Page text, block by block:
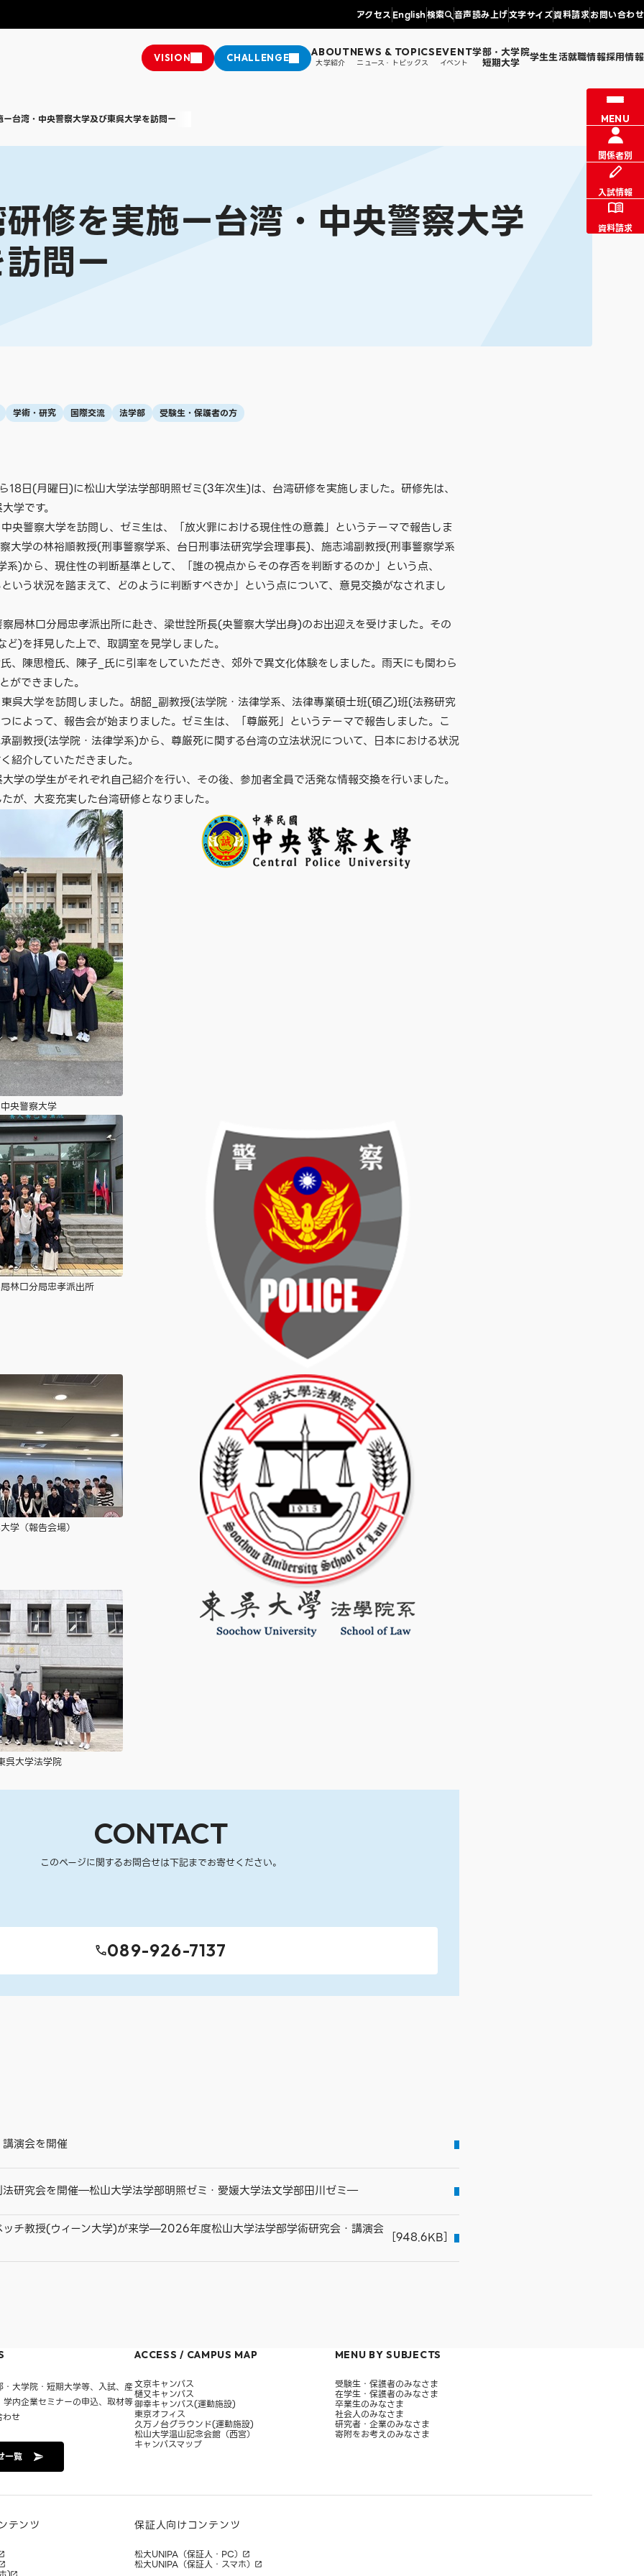
アクセス English検索 音声読み上げ文字サイズ資料請求お問い合わせ
VISION CHALLENGE ABOUT
大学紹介
情報公開
NEWS & TOPICS
ニュース・トピックス
EVENT
イベント
学部・大学院
短期大学
科 情報学部 情報学科 大学院 松山短期大学
学生生活
学費・奨学金・奨励金
クラブ＆サークル
学生生活支援
就職情報
プ
採用情報
進法に基づく中途採用比率の公表
MENU
関係者別
入試情報
資料請求
台湾・中央警察大学及び東呉大学を訪問ー
修を実施ー台湾・中央警察大学
問ー
学術・研究 国際交流 法学部 受験生・保護者の方
日(月曜日)に松山大学法学部明照ゼミ(3年次生)は、台湾研修を実施しました。研修先は、
学です。
央警察大学を訪問し、ゼミ生は、「放火罪における現住性の意義」というテーマで報告しま
大学の林裕順教授(刑事警察学系、台日刑事法研究学会理事長)、施志鴻副教授(刑事警察学系
)から、現住性の判断基準として、「誰の視点からその存否を判断するのか」という点、
いう状況を踏まえて、どのように判断すべきか」という点について、意見交換がなされまし
局林口分局忠孝派出所に赴き、梁世詮所長(央警察大学出身)のお出迎えを受けました。その
)を拝見した上で、取調室を見学しました。
、陳思橙氏、陳子_氏に引率をしていただき、郊外で異文化体験をしました。雨天にも関わら
ができました。
呉大学を訪問しました。胡韶_副教授(法学院・法律学系、法律專業碩士班(碩乙)班(法務研究
によって、報告会が始まりました。ゼミ生は、「尊厳死」というテーマで報告しました。こ
副教授(法学院・法律学系)から、尊厳死に関する台湾の立法状況について、日本における状況
紹介していただきました。
学の学生がそれぞれ自己紹介を行い、その後、参加者全員で活発な情報交換を行いました。
が、大変充実した台湾研修となりました。
央警察大学
林口分局忠孝派出所
学（報告会場）
呉大学法学院
CONTACT
このページに関するお問合せは下記までお寄せください。
089-926-7137
演会を開催
研究会を開催―松山大学法学部明照ゼミ・愛媛大学法文学部田川ゼミ―
チ教授(ウィーン大学)が来学—2026年度松山大学法学部学術研究会・講演会
［948.6KB］
大学院・短期大学等、入試、産
内企業セミナーの申込、取材等
わせ
一覧
ACCESS / CAMPUS MAP
文京キャンパス
樋又キャンパス
御幸キャンパス(運動施設)
東京オフィス
久万ノ台グラウンド(運動施設)
松山大学温山記念会館（西宮）
キャンパスマップ
MENU BY SUBJECTS
受験生・保護者のみなさま
在学生・保護者のみなさま
卒業生のみなさま
社会人のみなさま
研究者・企業のみなさま
寄附をお考えのみなさま
テンツ 保証人向けコンテンツ
松大UNIPA（保証人・PC）
松大UNIPA（保証人・スマホ）